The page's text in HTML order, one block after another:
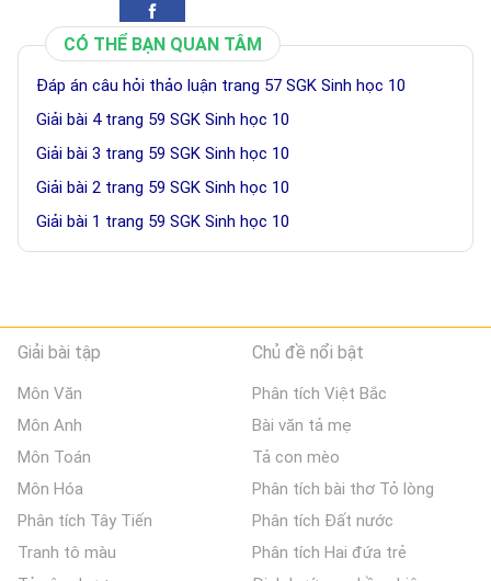
CÓ THỂ BẠN QUAN TÂM
Đáp án câu hỏi thảo luận trang 57 SGK Sinh học 10
Giải bài 4 trang 59 SGK Sinh học 10
Giải bài 3 trang 59 SGK Sinh học 10
Giải bài 2 trang 59 SGK Sinh học 10
Giải bài 1 trang 59 SGK Sinh học 10
Giải bài tập
Môn Văn
Môn Anh
Môn Toán
Môn Hóa
Phân tích Tây Tiến
Tranh tô màu
Chủ đề nổi bật
Phân tích Việt Bắc
Bài văn tả mẹ
Tả con mèo
Phân tích bài thơ Tỏ lòng
Phân tích Đất nước
Phân tích Hai đứa trẻ